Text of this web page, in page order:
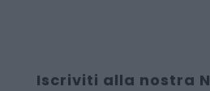
Iscriviti alla nostra